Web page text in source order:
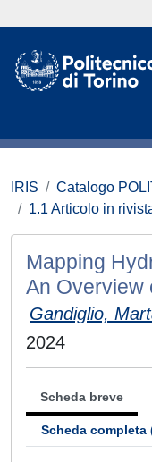
IRIS Catalogo
1.1 Articolo in
Mapping
An Overview
Gandiglio,
2024
Scheda breve
Scheda completa